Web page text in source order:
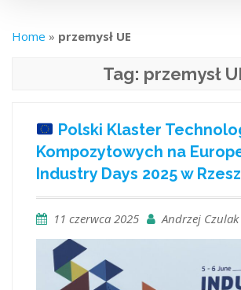
Home » przemysł UE
Tag: przemysł
Polski Klaster
Kompozytowych na
Industry Days 2025 w
11 czerwca 2025 Andrzej Czulak